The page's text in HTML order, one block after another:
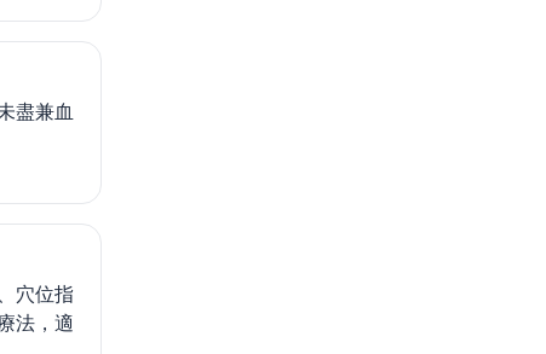
盡兼血
穴位指
法，適